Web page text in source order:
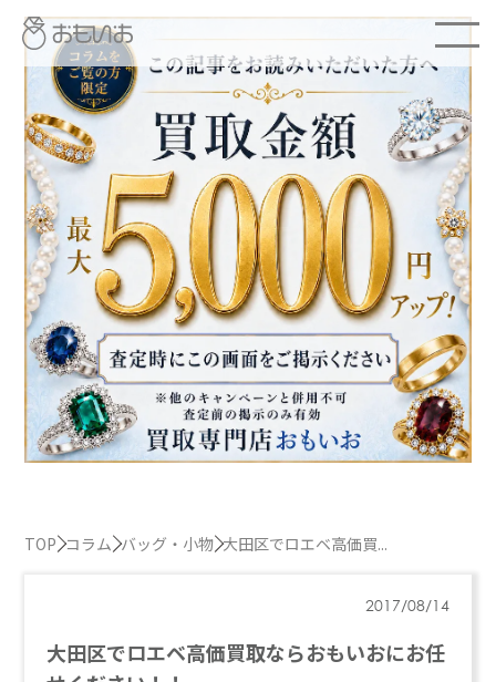
TOP コラム バッグ・小物 大田区でロエベ高価買...
2017/08/14
大田区でロエベ高価買取ならおもいおにお任